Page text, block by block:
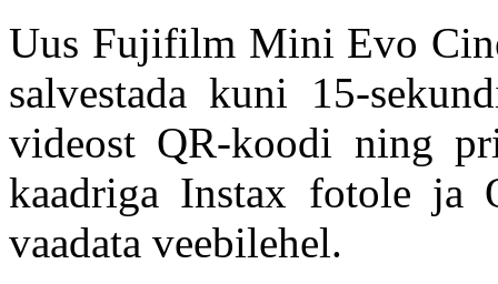
Uus Fujifilm Mini Evo
salvestada kuni 15-
videost QR-koodi ning
kaadriga Instax fotole ja
vaadata veebilehel.